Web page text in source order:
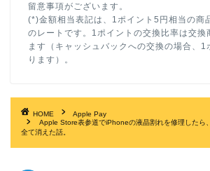
留意事項がございます。
(*)金額相当表記は、1ポイント5円相当の商
のレートです。1ポイントの交換比率は交換
ます（キャッシュバックへの交換の場合、1
ります）。
HOME
Apple Pay
Apple Store表参道でiPhoneの液晶割れを修理したら
全て消えた話。